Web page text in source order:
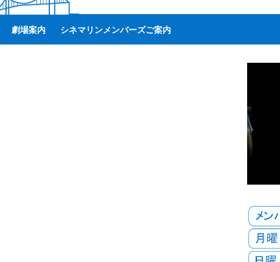
劇場案内 シネマリンメンバーズご案内